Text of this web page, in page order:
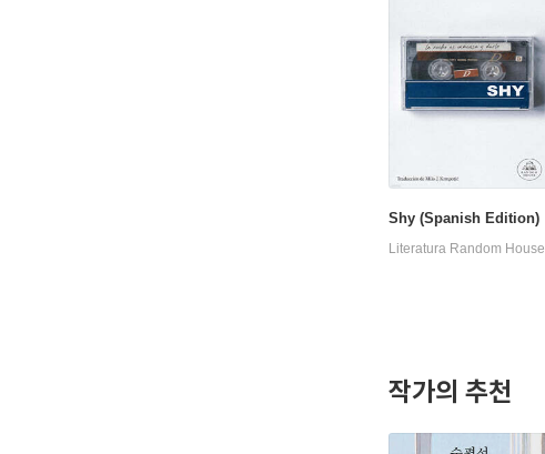
Shy (Spanish Edition)
Literatura Random House
작가의 추천